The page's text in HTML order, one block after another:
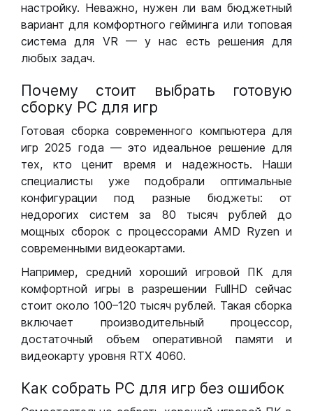
настройку. Неважно, нужен ли вам бюджетный
вариант для комфортного гейминга или топовая
система для VR — у нас есть решения для
любых задач.
Почему стоит выбрать готовую
сборку РС для игр
Готовая сборка современного компьютера для
игр 2025 года — это идеальное решение для
тех, кто ценит время и надежность. Наши
специалисты уже подобрали оптимальные
конфигурации под разные бюджеты: от
недорогих систем за 80 тысяч рублей до
мощных сборок с процессорами AMD Ryzen и
современными видеокартами.
Например, средний хороший игровой ПК для
комфортной игры в разрешении FullHD сейчас
стоит около 100–120 тысяч рублей. Такая сборка
включает производительный процессор,
достаточный объем оперативной памяти и
видеокарту уровня RTX 4060.
Как собрать РС для игр без ошибок